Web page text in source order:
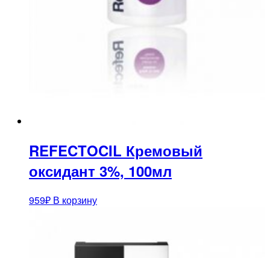
REFECTOCIL Кремовый
оксидант 3%, 100мл
959₽ В корзину